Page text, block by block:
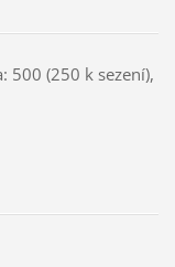
500 (250 k sezení),